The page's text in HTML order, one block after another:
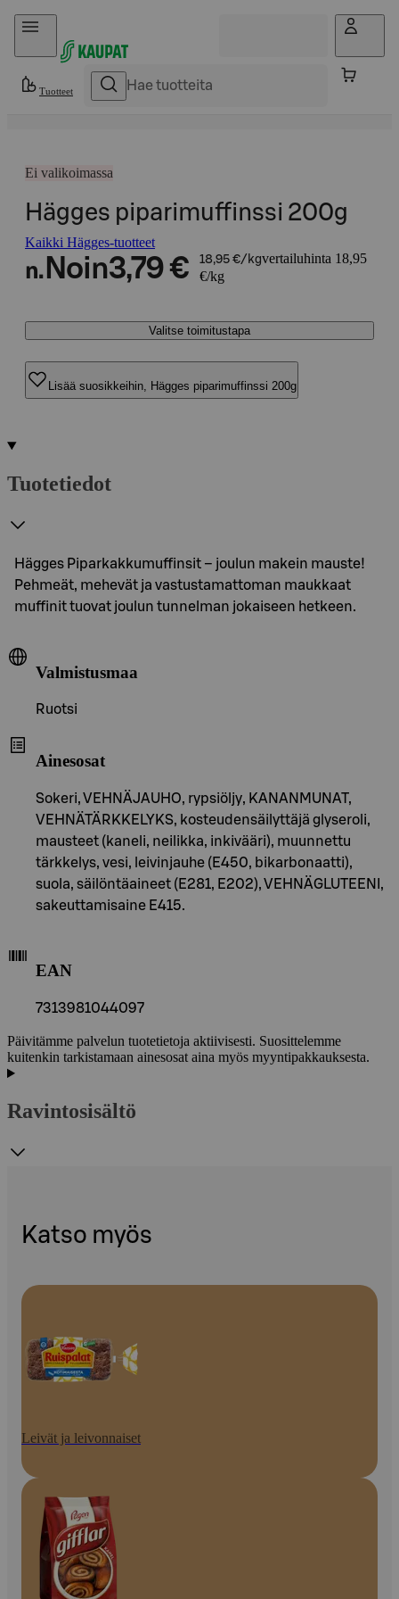
Hyppää sisältöön
Tuotteet
Ei valikoimassa
Hägges piparimuffinssi 200g
Kaikki Hägges-tuotteet
n. Noin3,79 € 18,95 €/kgvertailuhinta 18,95
€/kg
Valitse toimitustapa
Lisää suosikkeihin, Hägges piparimuffinssi 200g
Tuotetiedot
Hägges Piparkakkumuffinsit – joulun makein mauste!
Pehmeät, mehevät ja vastustamattoman maukkaat
muffinit tuovat joulun tunnelman jokaiseen hetkeen.
Valmistusmaa
Ruotsi
Ainesosat
Sokeri, VEHNÄJAUHO, rypsiöljy, KANANMUNAT,
VEHNÄTÄRKKELYKS, kosteudensäilyttäjä glyseroli,
mausteet (kaneli, neilikka, inkivääri), muunnettu
tärkkelys, vesi, leivinjauhe (E450, bikarbonaatti),
suola, säilöntäaineet (E281, E202), VEHNÄGLUTEENI,
sakeuttamisaine E415.
EAN
7313981044097
Päivitämme palvelun tuotetietoja aktiivisesti. Suosittelemme
kuitenkin tarkistamaan ainesosat aina myös myyntipakkauksesta.
Ravintosisältö
Katso myös
Leivät ja leivonnaiset